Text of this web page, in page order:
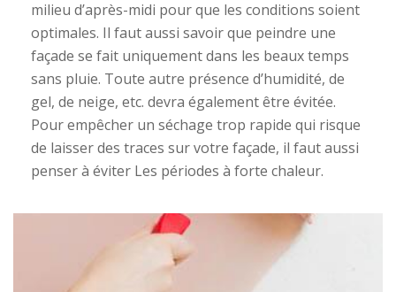
milieu d’après-midi pour que les conditions soient
optimales. Il faut aussi savoir que peindre une
façade se fait uniquement dans les beaux temps
sans pluie. Toute autre présence d’humidité, de
gel, de neige, etc. devra également être évitée.
Pour empêcher un séchage trop rapide qui risque
de laisser des traces sur votre façade, il faut aussi
penser à éviter Les périodes à forte chaleur.